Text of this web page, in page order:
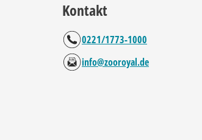
Kontakt
0221/1773-1000
info@zooroyal.de